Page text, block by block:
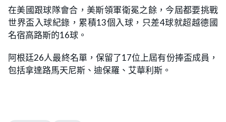
e
d
:
8
1
.
在美國跟球隊會合，美斯領軍衛冕之餘，今屆都要挑戰
世界盃入球紀錄，累積13個入球，只差4球就超越德國
名宿高路斯的16球。
阿根廷26人最終名單，保留了17位上屆有份捧盃成員，
包括拿達路馬天尼斯、迪保羅、艾華利斯。